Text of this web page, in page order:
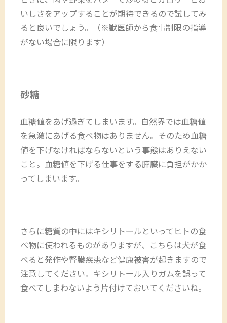
いしさをアップすることが期待できるので試してみ
ると良いでしょう。（※獣医師から食事制限の指導
がない場合に限ります）
砂糖
血糖値をあげ過ぎてしまいます。自然界では血糖値
を急激にあげる食べ物はありません。そのため血糖
値を下げなければならないという事態はありえない
こと。血糖値を下げる仕事をする膵臓に負担がかか
ってしまいます。
さらに糖質の中にはキシリトールといってヒトの食
べ物に使われるものがありますが、こちらは犬が食
べると発作や腎臓疾患など健康被害が起きますので
注意してください。キシリトール入りガムを誤って
食べてしまわないよう片付けておいてくださいね。